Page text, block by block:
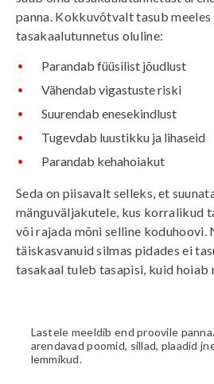
panna. Kokkuvõtvalt tasub meeles
tasakaalutunnetus oluline:
Parandab füüsilist jõudlust
Vähendab vigastuste riski
Suurendab enesekindlust
Tugevdab luustikku ja lihaseid
Parandab kehahoiakut
Seda on piisavalt selleks, et
mänguväljakutele, kus korralikud
või rajada mõni selline koduhoovi.
täiskasvanuid silmas pidades ei
tasakaal tuleb tasapisi, kuid hoiab
Lastele meeldib end proovile
arendavad poomid, sillad, plaadid
lemmikud.